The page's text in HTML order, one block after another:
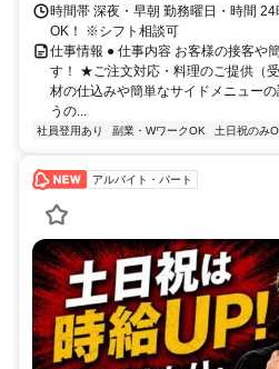
時間帯 深夜・早朝 勤務曜日・時間
OK！ ※シフト相談可
仕事情報 ● 仕事内容 お客様の接客や
す！ ★ご注文対応・料理のご提供（
材の仕込みや簡単なサイドメニュー
うの...
社員登用あり 副業・WワークOK 土日祝のみ
アルバイト・パート